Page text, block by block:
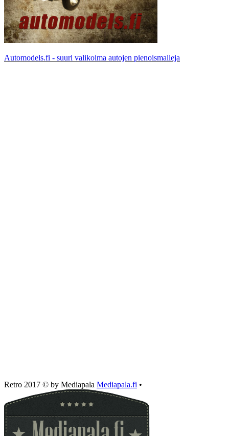
Automodels.fi - suuri valikoima autojen pienoismalleja
Retro 2017 © by Mediapala Mediapala.fi •